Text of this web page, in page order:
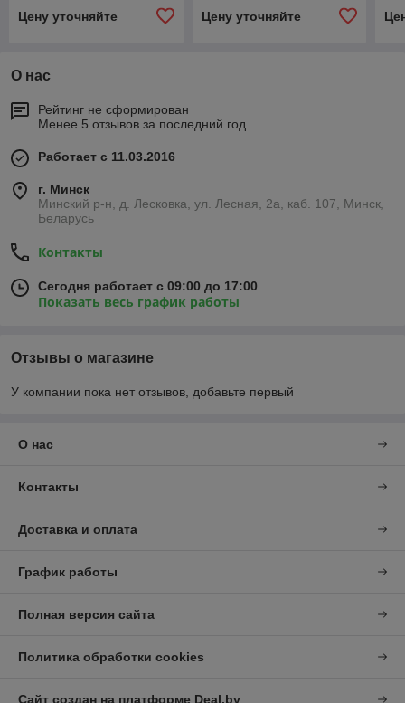
Цену уточняйте
Цену уточняйте
О нас
Рейтинг не сформирован
Менее 5 отзывов за последний год
Работает с 11.03.2016
г. Минск
Минский р-н, д. Лесковка, ул. Лесная, 2а, каб. 107, Минск,
Беларусь
Контакты
Сегодня работает с 09:00 до 17:00
Показать весь график работы
Отзывы о магазине
У компании пока нет отзывов, добавьте первый
О нас
Контакты
Доставка и оплата
График работы
Полная версия сайта
Политика обработки cookies
Сайт создан на платформе Deal.by